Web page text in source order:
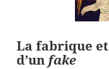
La fabrique
d’un fake